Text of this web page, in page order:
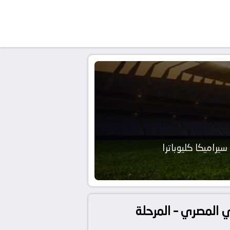
سيراميكا كليوباترا
بث مباشر بتاريخ 20 مايو 2026 بـ الدوري المصري – المرحلة